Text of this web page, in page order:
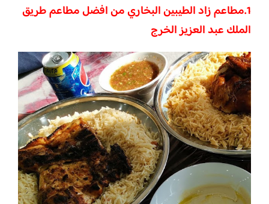
1.مطاعم زاد الطيبين البخاري من افضل مطاعم طريق
الملك عبد العزيز الخرج